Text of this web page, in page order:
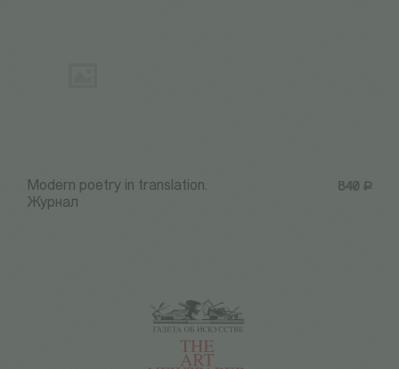
840 Р
Modern poetry in translation.
Журнал